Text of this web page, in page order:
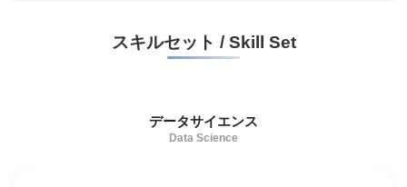
スキルセット / Skill Set
データサイエンス
Data Science